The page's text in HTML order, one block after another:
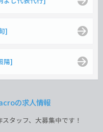
]
陽]
の求人情報
タッフ、大募集中です！